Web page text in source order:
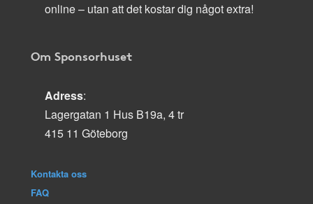
online – utan att det kostar dig något extra!
Om Sponsorhuset
Adress:
Lagergatan 1 Hus B19a, 4 tr
415 11 Göteborg
Kontakta oss
FAQ